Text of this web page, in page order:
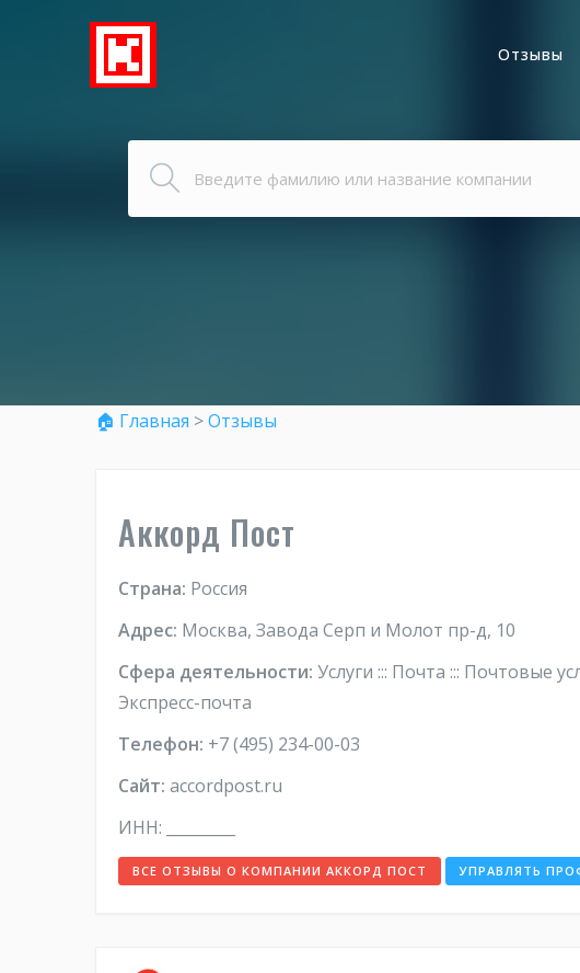
Отзывы
🏠 Главная >Отзывы
Аккорд Пост
Страна: Россия
Адрес: Москва, Завода Серп и Молот пр-д, 10
Сфера деятельности: Услуги ::: Почта ::: Почтовые
Экспресс-почта
Телефон: +7 (495) 234-00-03
Сайт: accordpost.ru
ИНН: _________
ВСЕ ОТЗЫВЫ О КОМПАНИИ АККОРД ПОСТ УПРАВЛЯТЬ